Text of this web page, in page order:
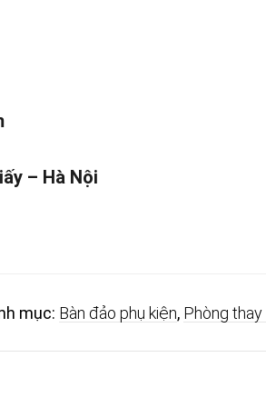
– Hà Nội
mục: Bàn đảo phụ kiện, Phòng